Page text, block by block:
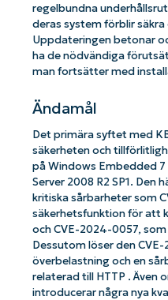
regelbundna
deras system förblir
Uppdateringen betonar
ha de nödvändiga
man fortsätter med
Ändamål
Det primära syftet med
säkerheten och
på Windows Embedded
Server 2008 R2 SP1. Den
kritiska sårbarheter som
säkerhetsfunktion för att
och CVE-2024-0057,
Dessutom löser den
överbelastning och en
relaterad till HTTP . Även
introducerar några nya